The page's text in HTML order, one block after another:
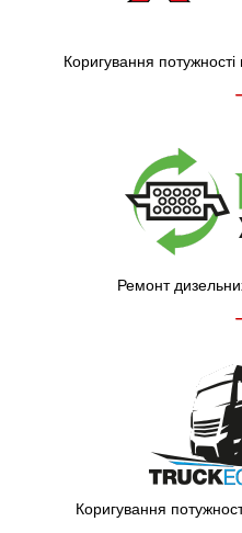
Коригування
Ремонт
Коригування